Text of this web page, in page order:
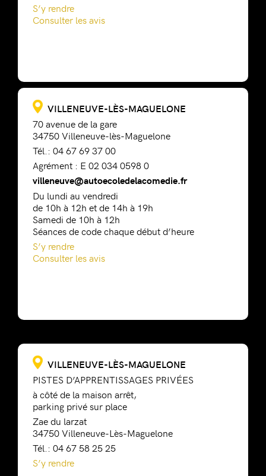
S’y rendre
Consulter les avis
VILLENEUVE-LÈS-MAGUELONE
70 avenue de la gare
34750 Villeneuve-lès-Maguelone
Tél.: 04 67 69 37 00
Agrément : E 02 034 0598 0
villeneuve@autoecoledelacomedie.fr
Du lundi au vendredi
de 10h à 12h et de 14h à 19h
Samedi de 10h à 12h
Séances de code chaque début d’heure
S’y rendre
Consulter les avis
VILLENEUVE-LÈS-MAGUELONE
PISTES D’APPRENTISSAGES PRIVÉES
à côté de la maison arrêt,
parking privé sur place
Zae du larzat
34750 Villeneuve-Lès-Maguelone
Tél.: 04 67 58 25 25
S’y rendre